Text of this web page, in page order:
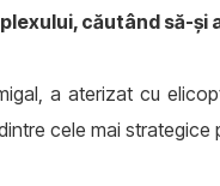
căutând să-
a aterizat cu
cele mai